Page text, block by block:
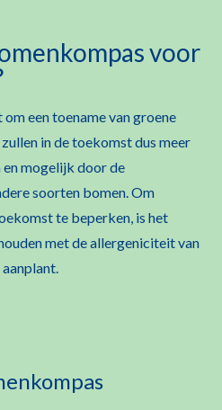
voor
een toename van groene
in de toekomst dus meer
mogelijk door de
soorten bomen. Om
te beperken, is het
met de allergeniciteit van